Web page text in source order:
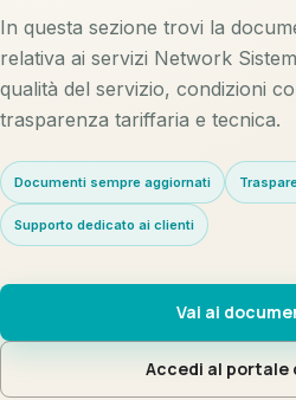
In questa sezione trovi la
relativa ai servizi Network
qualità del servizio, condizioni
trasparenza tariffaria e tecnica.
Documenti sempre aggiornati
Supporto dedicato ai clienti
Vai ai
Accedi al portale